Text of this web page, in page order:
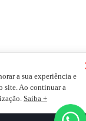
a sua experiência e
site. Ao continuar a
Saiba +